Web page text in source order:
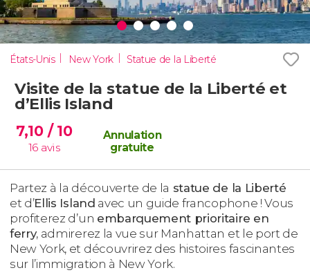
États-Unis New York Statue de la Liberté
Visite de la statue de la Liberté et
d’Ellis Island
7,10 / 10
16 avis
Annulation
gratuite
Partez à la découverte de la statue de la Liberté
et d’Ellis Island avec un guide francophone ! Vous
profiterez d’un embarquement prioritaire en
ferry, admirerez la vue sur Manhattan et le port de
New York, et découvrirez des histoires fascinantes
sur l’immigration à New York.